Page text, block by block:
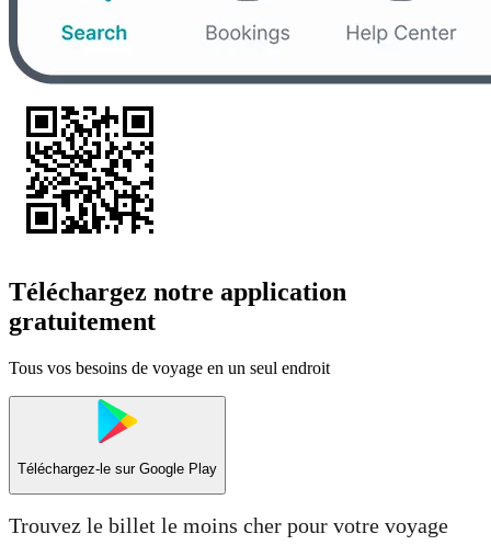
Téléchargez notre application
gratuitement
Tous vos besoins de voyage en un seul endroit
Téléchargez-le sur Google Play
Trouvez le billet le moins cher pour votre voyage